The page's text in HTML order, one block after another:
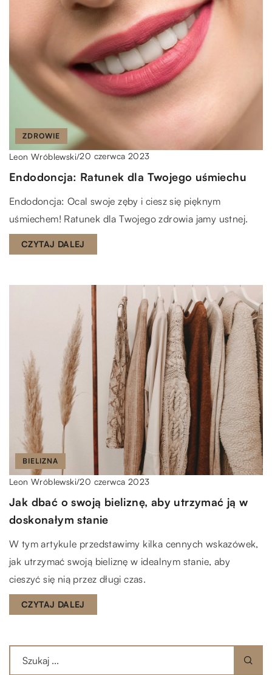
ZDROWIE
Leon Wróblewski/20 czerwca 2023
Endodoncja: Ratunek dla Twojego uśmiechu
Endodoncja: Ocal swoje zęby i ciesz się pięknym
uśmiechem! Ratunek dla Twojego zdrowia jamy ustnej.
CZYTAJ DALEJ
BIELIZNA
Leon Wróblewski/20 czerwca 2023
Jak dbać o swoją bieliznę, aby utrzymać ją w
doskonałym stanie
W tym artykule przedstawimy kilka cennych wskazówek,
jak utrzymać swoją bieliznę w idealnym stanie, aby
cieszyć się nią przez długi czas.
CZYTAJ DALEJ